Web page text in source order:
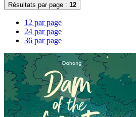
Résultats par page : 12
12 par page
24 par page
36 par page